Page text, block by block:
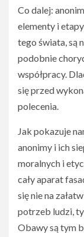
Co dalej:
elementy i
tego świata, są
podobnie
współpracy.
się przed
polecenia.
Jak pokazuje
anonimy i ich
moralnych i
cały aparat
się nie na
potrzeb ludzi,
Obawy są tym